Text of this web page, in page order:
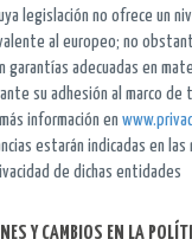
legislación no ofrece un
al europeo; no
garantías adecuadas en
su adhesión al marco de
información en
estarán indicadas en
de dichas entidades
Y CAMBIOS EN LA